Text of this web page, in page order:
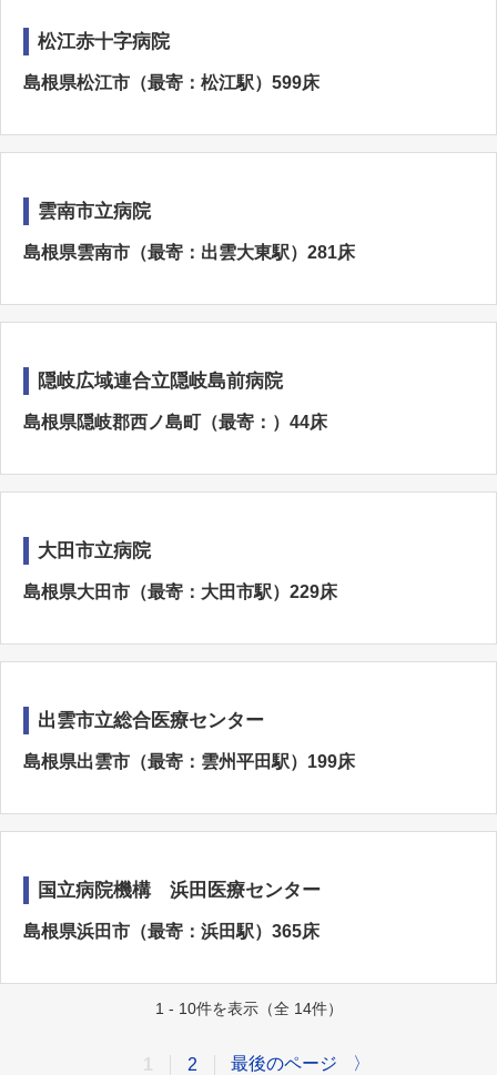
松江赤十字病院
島根県松江市（最寄：松江駅）599床
雲南市立病院
島根県雲南市（最寄：出雲大東駅）281床
隠岐広域連合立隠岐島前病院
島根県隠岐郡西ノ島町（最寄：）44床
大田市立病院
島根県大田市（最寄：大田市駅）229床
出雲市立総合医療センター
島根県出雲市（最寄：雲州平田駅）199床
国立病院機構 浜田医療センター
島根県浜田市（最寄：浜田駅）365床
1 - 10件を表示（全 14件）
2 最後のページ 〉